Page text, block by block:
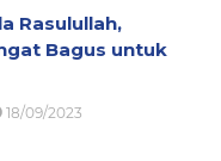
Rasulullah,
Bagus untuk
18/09/2023